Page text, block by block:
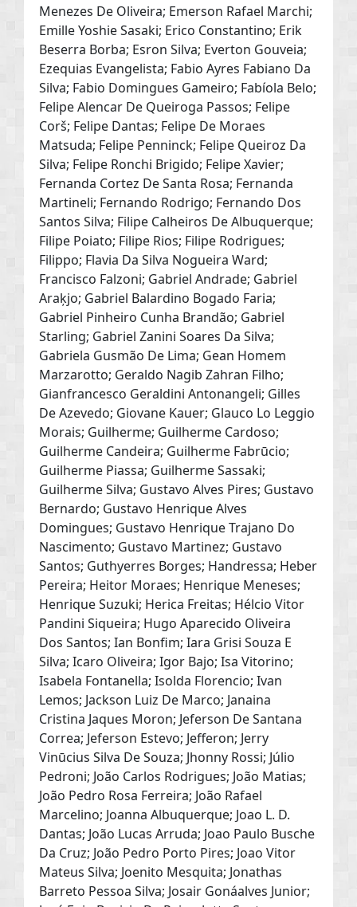
Menezes De Oliveira; Emerson Rafael Marchi;
Emille Yoshie Sasaki; Erico Constantino; Erik
Beserra Borba; Esron Silva; Everton Gouveia;
Ezequias Evangelista; Fabio Ayres Fabiano Da
Silva; Fabio Domingues Gameiro; Fabíola Belo;
Felipe Alencar De Queiroga Passos; Felipe
Corš; Felipe Dantas; Felipe De Moraes
Matsuda; Felipe Penninck; Felipe Queiroz Da
Silva; Felipe Ronchi Brigido; Felipe Xavier;
Fernanda Cortez De Santa Rosa; Fernanda
Martineli; Fernando Rodrigo; Fernando Dos
Santos Silva; Filipe Calheiros De Albuquerque;
Filipe Poiato; Filipe Rios; Filipe Rodrigues;
Filippo; Flavia Da Silva Nogueira Ward;
Francisco Falzoni; Gabriel Andrade; Gabriel
Araķjo; Gabriel Balardino Bogado Faria;
Gabriel Pinheiro Cunha Brandão; Gabriel
Starling; Gabriel Zanini Soares Da Silva;
Gabriela Gusmão De Lima; Gean Homem
Marzarotto; Geraldo Nagib Zahran Filho;
Gianfrancesco Geraldini Antonangeli; Gilles
De Azevedo; Giovane Kauer; Glauco Lo Leggio
Morais; Guilherme; Guilherme Cardoso;
Guilherme Candeira; Guilherme Fabrūcio;
Guilherme Piassa; Guilherme Sassaki;
Guilherme Silva; Gustavo Alves Pires; Gustavo
Bernardo; Gustavo Henrique Alves
Domingues; Gustavo Henrique Trajano Do
Nascimento; Gustavo Martinez; Gustavo
Santos; Guthyerres Borges; Handressa; Heber
Pereira; Heitor Moraes; Henrique Meneses;
Henrique Suzuki; Herica Freitas; Hélcio Vitor
Pandini Siqueira; Hugo Aparecido Oliveira
Dos Santos; Ian Bonfim; Iara Grisi Souza E
Silva; Icaro Oliveira; Igor Bajo; Isa Vitorino;
Isabela Fontanella; Isolda Florencio; Ivan
Lemos; Jackson Luiz De Marco; Janaina
Cristina Jaques Moron; Jeferson De Santana
Correa; Jeferson Estevo; Jefferon; Jerry
Vinūcius Silva De Souza; Jhonny Rossi; Júlio
Pedroni; João Carlos Rodrigues; João Matias;
João Pedro Rosa Ferreira; João Rafael
Marcelino; Joanna Albuquerque; Joao L. D.
Dantas; João Lucas Arruda; Joao Paulo Busche
Da Cruz; João Pedro Porto Pires; Joao Vitor
Mateus Silva; Joenito Mesquita; Jonathas
Barreto Pessoa Silva; Josair Gonáalves Junior;